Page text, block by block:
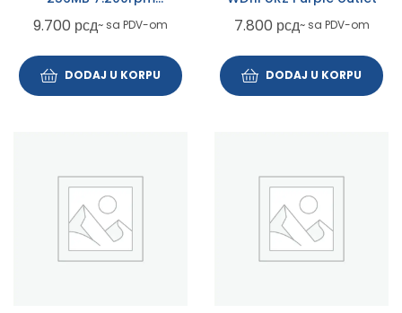
9.700 рсд~ sa PDV-om
DODAJ U KORPU
7.800 рсд~ sa PDV-om
DODAJ U KORPU